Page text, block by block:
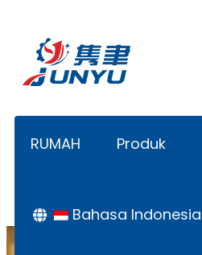
RUMAH Produk
Bahasa Indonesia